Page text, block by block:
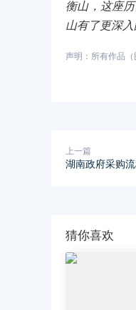
衡山，这座
山有了更深
声明：所有作品
上一篇
湖南政府采购
猜你喜欢